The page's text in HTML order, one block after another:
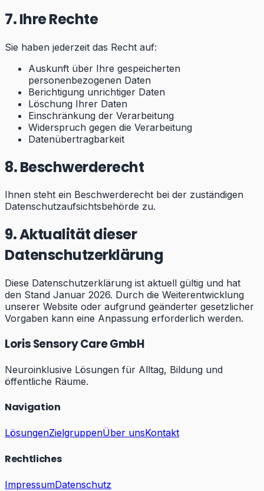
7. Ihre Rechte
Sie haben jederzeit das Recht auf:
Auskunft über Ihre gespeicherten
personenbezogenen Daten
Berichtigung unrichtiger Daten
Löschung Ihrer Daten
Einschränkung der Verarbeitung
Widerspruch gegen die Verarbeitung
Datenübertragbarkeit
8. Beschwerderecht
Ihnen steht ein Beschwerderecht bei der zuständigen
Datenschutzaufsichtsbehörde zu.
9. Aktualität dieser
Datenschutzerklärung
Diese Datenschutzerklärung ist aktuell gültig und hat
den Stand Januar 2026. Durch die Weiterentwicklung
unserer Website oder aufgrund geänderter gesetzlicher
Vorgaben kann eine Anpassung erforderlich werden.
Loris Sensory Care GmbH
Neuroinklusive Lösungen für Alltag, Bildung und
öffentliche Räume.
Navigation
LösungenZielgruppenÜber unsKontakt
Rechtliches
ImpressumDatenschutz